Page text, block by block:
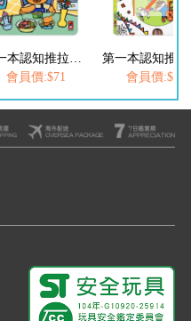
會員價:$71
會員價:$71